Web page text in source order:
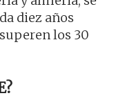
diez años
los 30